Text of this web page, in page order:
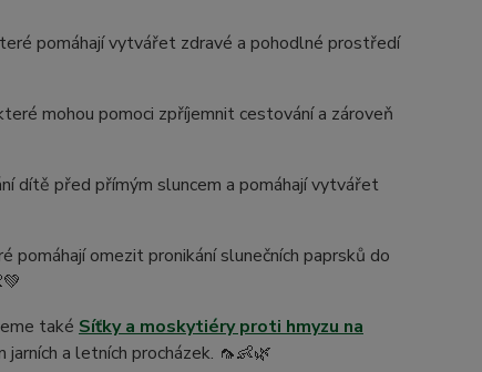
pomáhají vytvářet zdravé a pohodlné prostředí
mohou pomoci zpříjemnit cestování a zároveň
dítě před přímým sluncem a pomáhají vytvářet
pomáhají omezit pronikání slunečních paprsků do
také Síťky a moskytiéry proti hmyzu na
a letních procházek. 🦟👶🌿